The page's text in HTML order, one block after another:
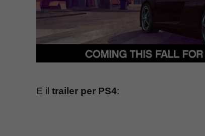
E il trailer per PS4: